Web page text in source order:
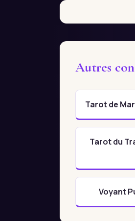
Autres
Tarot de
Tarot du
Voyant